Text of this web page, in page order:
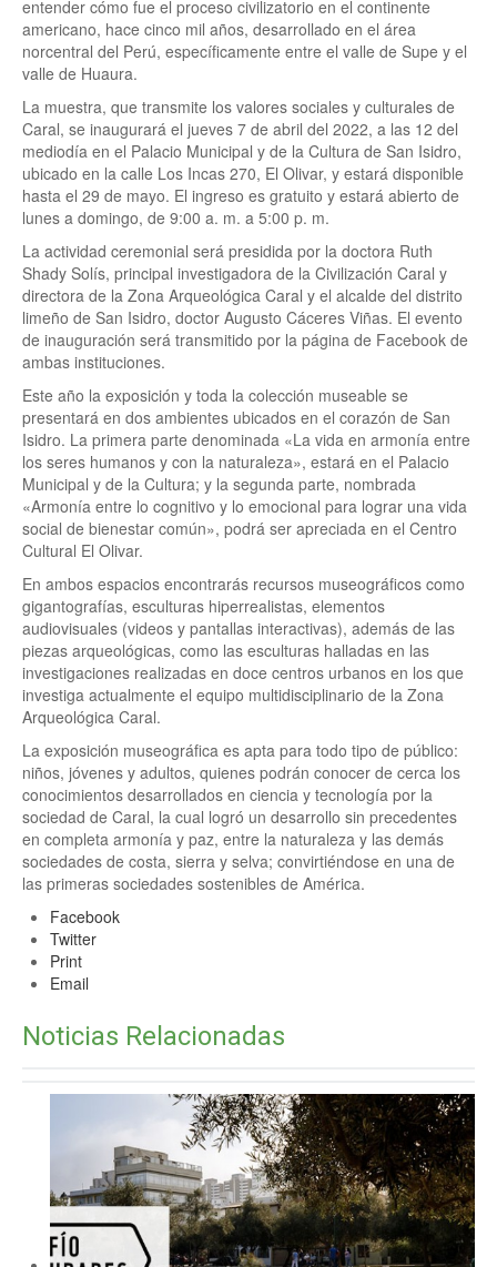
entender cómo fue el proceso civilizatorio en el continente
americano, hace cinco mil años, desarrollado en el área
norcentral del Perú, específicamente entre el valle de Supe y el
valle de Huaura.
La muestra, que transmite los valores sociales y culturales de
Caral, se inaugurará el jueves 7 de abril del 2022, a las 12 del
mediodía en el Palacio Municipal y de la Cultura de San Isidro,
ubicado en la calle Los Incas 270, El Olivar, y estará disponible
hasta el 29 de mayo. El ingreso es gratuito y estará abierto de
lunes a domingo, de 9:00 a. m. a 5:00 p. m.
La actividad ceremonial será presidida por la doctora Ruth
Shady Solís, principal investigadora de la Civilización Caral y
directora de la Zona Arqueológica Caral y el alcalde del distrito
limeño de San Isidro, doctor Augusto Cáceres Viñas. El evento
de inauguración será transmitido por la página de Facebook de
ambas instituciones.
Este año la exposición y toda la colección museable se
presentará en dos ambientes ubicados en el corazón de San
Isidro. La primera parte denominada «La vida en armonía entre
los seres humanos y con la naturaleza», estará en el Palacio
Municipal y de la Cultura; y la segunda parte, nombrada
«Armonía entre lo cognitivo y lo emocional para lograr una vida
social de bienestar común», podrá ser apreciada en el Centro
Cultural El Olivar.
En ambos espacios encontrarás recursos museográficos como
gigantografías, esculturas hiperrealistas, elementos
audiovisuales (videos y pantallas interactivas), además de las
piezas arqueológicas, como las esculturas halladas en las
investigaciones realizadas en doce centros urbanos en los que
investiga actualmente el equipo multidisciplinario de la Zona
Arqueológica Caral.
La exposición museográfica es apta para todo tipo de público:
niños, jóvenes y adultos, quienes podrán conocer de cerca los
conocimientos desarrollados en ciencia y tecnología por la
sociedad de Caral, la cual logró un desarrollo sin precedentes
en completa armonía y paz, entre la naturaleza y las demás
sociedades de costa, sierra y selva; convirtiéndose en una de
las primeras sociedades sostenibles de América.
Facebook
Twitter
Print
Email
Noticias Relacionadas